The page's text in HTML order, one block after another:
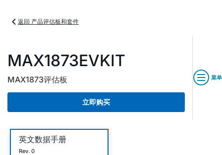
返回 产品评估板和套件
MAX1873EVKIT
MAX1873评估板
立即购买
菜单
英文数据手册
Rev. 0